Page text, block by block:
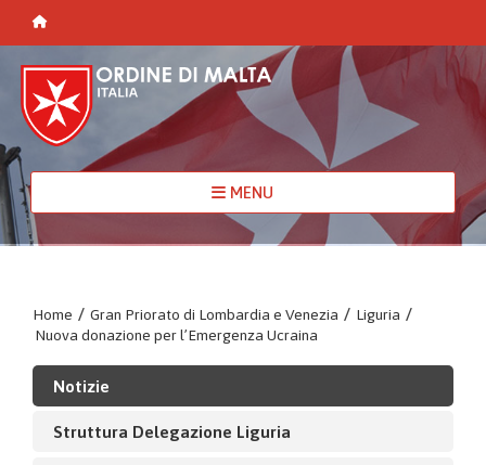
MENU
Home / Gran Priorato di Lombardia e Venezia / Liguria /
Nuova donazione per l’Emergenza Ucraina
Notizie
Struttura Delegazione Liguria